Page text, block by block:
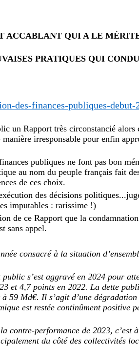
ACCABLANT QUI A LE
PRATIQUES QUI
des-finances-publiques-debut-
un Rapport très circonstancié alors
irresponsable pour enfin
publiques ne font pas bon
au nom du peuple français fait
de ces choix.
des décisions
imputables : rarissime !)
de ce Rapport que la
sans appel.
consacré à la situation
s’est aggravé en 2024 pour
et 4,7 points en 2022. La dette
59 Md€. Il s’agit d’une dégradation
est restée continûment positive
contre-performance de 2023, c’est
du côté des collectivités